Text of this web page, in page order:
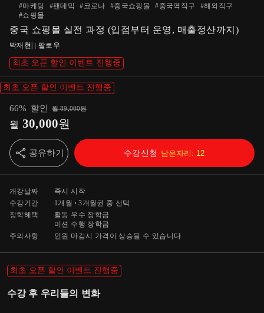
#마케팅 #팬데믹 #코로나 #중국쇼핑몰 #중국역직구 #해외직구
#쇼핑몰
중국 쇼핑몰 실전 과정 (입점부터 운영, 매출정산까지)
박재현 팔로우
최초 오픈 할인 이벤트 진행중
최초 오픈 할인 이벤트 진행중
66% 할인 월89,000원
월 30,000원
공유하기 수강신청 남은자리: 12
개강날짜
즉시 시작
수강기간
1개월 3개월 권 중 선택
장학혜택
활동 우수 장학금
미션 수행 장학금
주의사항
인원 마감시 가격이 상승될 수 있습니다.
최초 오픈 할인 이벤트 진행중
수강 후 우리들의 변화